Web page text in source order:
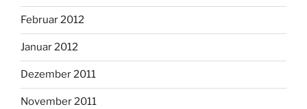
Februar 2012
Januar 2012
Dezember 2011
November 2011